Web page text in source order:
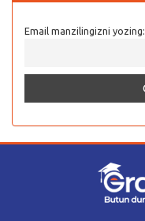
Email manzilingizni yozing: